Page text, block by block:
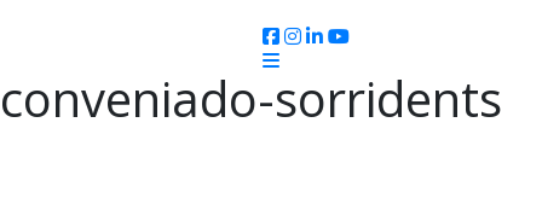
conveniado-sorridents